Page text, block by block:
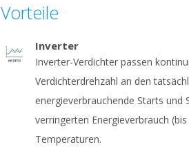
Vorteile
Inverter
Inverter-Verdichter passen
Verdichterdrehzahl an den
energieverbrauchende Starts und
verringerten Energieverbrauch
Temperaturen.